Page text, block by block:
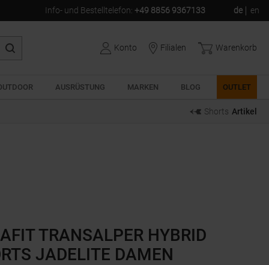
Info- und Bestelltelefon: +49 8856 9367133 de en
Konto Filialen Warenkorb
AUSRÜSTUNG MARKEN BLOG OUTLET
Shorts Artikel
TRANSALPER HYBRID
JADELITE DAMEN